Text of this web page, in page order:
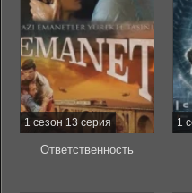
1 сезон 13 серия
Ответственность
1